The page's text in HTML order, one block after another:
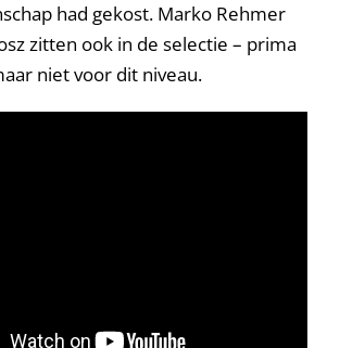
had gekost. Marko Rehmer
zitten ook in de selectie – prima
niet voor dit niveau.